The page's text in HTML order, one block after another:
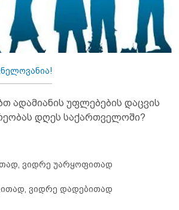
ადამიანის უფლებების დაცვის
დღეს საქართველოში?
ვიდრე უარყოფითად
ვიდრე დადებითად